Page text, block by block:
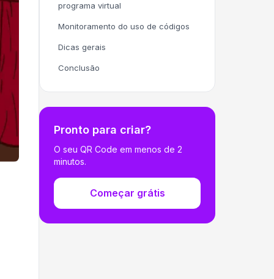
programa virtual
Monitoramento do uso de códigos
Dicas gerais
Conclusão
Pronto para criar?
O seu QR Code em menos de 2
minutos.
Começar grátis